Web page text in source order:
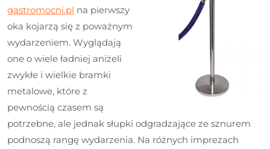
gastromocni.pl na pierwszy
oka kojarzą się z poważnym
wydarzeniem. Wyglądają
one o wiele ładniej aniżeli
zwykłe i wielkie bramki
metalowe, które z
pewnością czasem są
potrzebne, ale jednak słupki odgradzające ze sznurem
podnoszą rangę wydarzenia. Na różnych imprezach